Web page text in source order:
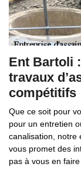
Ent Bartoli
travaux
compétitifs
Que ce soit pour
pour un entretien
canalisation, notre
vous promet des
pas à vous en